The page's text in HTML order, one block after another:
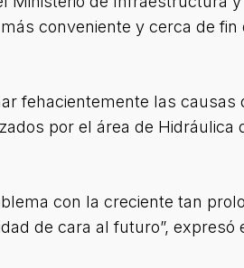
conveniente y cerca de fin
fehacientemente las causas
por el área de Hidráulica
con la creciente tan
de cara al futuro”, expresó